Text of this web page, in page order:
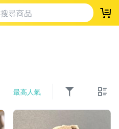
登
最高人氣